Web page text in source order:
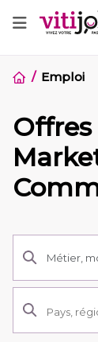
Emploi